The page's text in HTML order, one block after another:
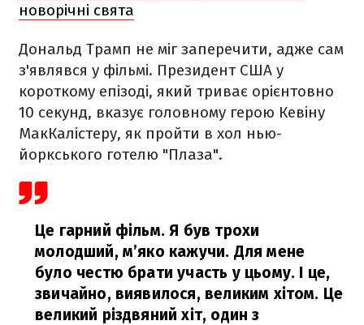
новорічні свята
Дональд Трамп не міг заперечити, адже сам
з'являвся у фільмі. Президент США у
короткому епізоді, який триває орієнтовно
10 секунд, вказує головному герою Кевіну
МакКалістеру, як пройти в хол нью-
йоркського готелю "Плаза".
Це гарний фільм. Я був трохи
молодший, м’яко кажучи. Для мене
було честю брати участь у цьому. І це,
звичайно, виявилося, великим хітом. Це
великий різдвяний хіт, один з